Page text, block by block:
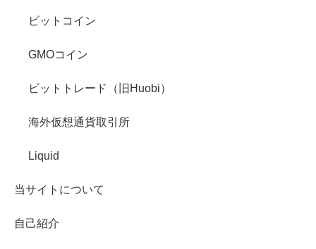
ビットコイン
GMOコイン
ビットトレード（旧Huobi）
海外仮想通貨取引所
Liquid
当サイトについて
自己紹介